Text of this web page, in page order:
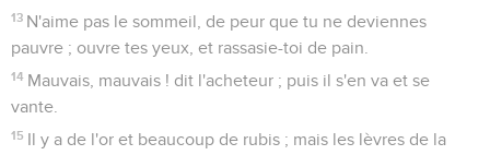
13 N'aime pas le sommeil, de peur que tu ne deviennes
pauvre ; ouvre tes yeux, et rassasie-toi de pain.
14 Mauvais, mauvais ! dit l'acheteur ; puis il s'en va et se
vante.
15 Il y a de l'or et beaucoup de rubis ; mais les lèvres de la